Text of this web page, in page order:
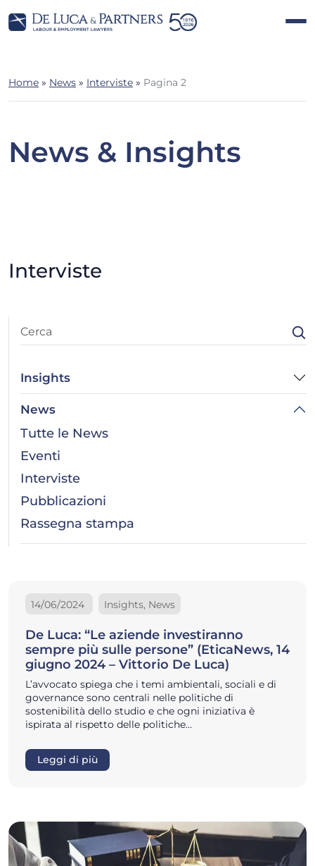
Home » News » Interviste » Pagina 2
News & Insights
Interviste
14/06/2024 Insights, News
De Luca: “Le aziende investiranno
sempre più sulle persone” (EticaNews, 14
giugno 2024 – Vittorio De Luca)
L’avvocato spiega che i temi ambientali, sociali e di
governance sono centrali nelle politiche di
sostenibilità dello studio e che ogni iniziativa è
ispirata al rispetto delle politiche…
Leggi di più
Insights
News
Tutte le News
Eventi
Interviste
Pubblicazioni
Rassegna stampa